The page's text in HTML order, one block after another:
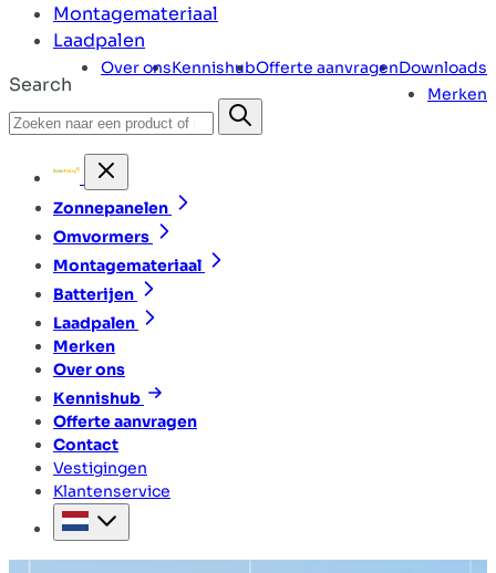
Montagemateriaal
Laadpalen
Downloads
Offerte aanvragen
Kennishub
Over ons
Merken
Search
Zonnepanelen
Omvormers
Montagemateriaal
Batterijen
Laadpalen
Merken
Over ons
Kennishub
Offerte aanvragen
Contact
Vestigingen
Klantenservice